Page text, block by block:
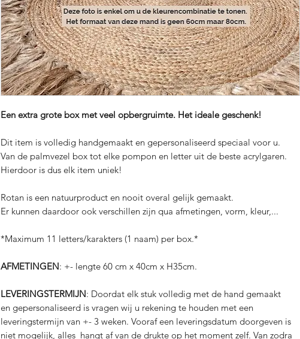
Een extra grote box met veel opbergruimte. Het ideale geschenk!
Dit item is volledig handgemaakt en gepersonaliseerd speciaal voor u.
Van de palmvezel box tot elke pompon en letter uit de beste acrylgaren.
Hierdoor is dus elk item uniek!
Rotan is een natuurproduct en nooit overal gelijk gemaakt.
Er kunnen daardoor ook verschillen zijn qua afmetingen, vorm, kleur,...
*Maximum 11 letters/karakters (1 naam) per box.*
AFMETINGEN: +- lengte 60 cm x 40cm x H35cm.
LEVERINGSTERMIJN: Doordat elk stuk volledig met de hand gemaakt
en gepersonaliseerd is vragen wij u rekening te houden met een
leveringstermijn van +- 3 weken. Vooraf een leveringsdatum doorgeven is
niet mogelijk, alles hangt af van de drukte op het moment zelf. Van zodra